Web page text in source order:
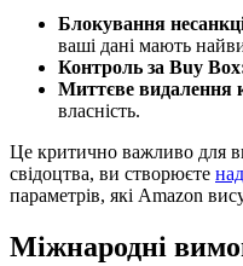
Блокування
ваші дані мають
Контроль за Buy
Миттєве видалення
власність.
Це критично важливо для
свідоцтва, ви створюєте
параметрів, які Amazon
Міжнародні